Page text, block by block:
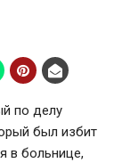
по делу
был избит
в больнице,